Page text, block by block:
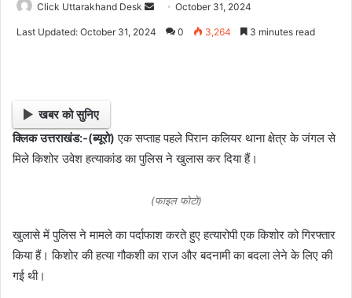
Click Uttarakhand Desk
e
m
a
l
October 31, 2024
Last Updated: October 31, 2024 0 3,264 3 minutes read
खबर को सुनिए
क्लिक उत्तराखंड:-(ब्यूरो) एक सप्ताह पहले पिरान कलियर थाना क्षेत्र के जंगल से
मिले किशोर उवेश हत्याकांड का पुलिस ने खुलास कर दिया हैं।
(फाइल फोटो)
खुलासे में पुलिस ने मामले का पर्दाफाश करते हुए हत्यारोपी एक किशोर को गिरफ्तार
किया हैं। किशोर की हत्या गौकशी का राज और बदनामी का बदला लेने के लिए की
गई थी।